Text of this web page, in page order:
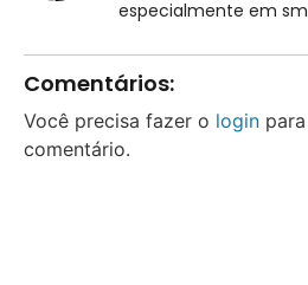
especialmente em
Comentários:
Você precisa fazer o login
comentário.